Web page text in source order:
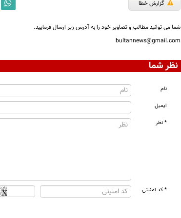
گزارش خطا
شما می توانید مطالب و تصاویر خود را به آدرس زیر ارسال فرمایید.
bultannews@gmail.com
نظر شما
نام
ایمیل
* نظر
* کد امنیتی